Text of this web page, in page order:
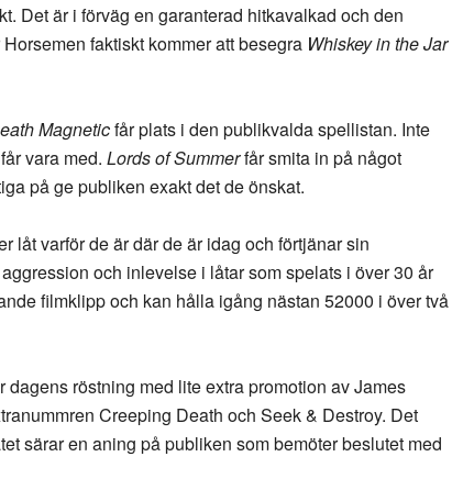
Det är i förväg en garanterad hitkavalkad och den
faktiskt kommer att besegra Whiskey in the Jar
Magneticfår plats i den publikvalda spellistan. Inte
vara med. Lords of Summerfår smita in på något
på ge publiken exakt det de önskat.
låt varför de är där de är idag och förtjänar sin
och inlevelse i låtar som spelats i över 30 år
filmklipp och kan hålla igång nästan 52000 i över två
röstning med lite extra promotion av James
Creeping Death och Seek & Destroy. Det
särar en aning på publiken som bemöter beslutet med